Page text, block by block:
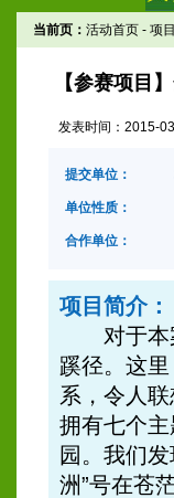
当前页： 活动首页 - 项
【参赛项目
发表时间： 2015-
提交单位：
单位性质：
合作单位：
项目简介：
对于本案
蹊径。这
系，令人
拥有七个
园。我们
洲”号在苍